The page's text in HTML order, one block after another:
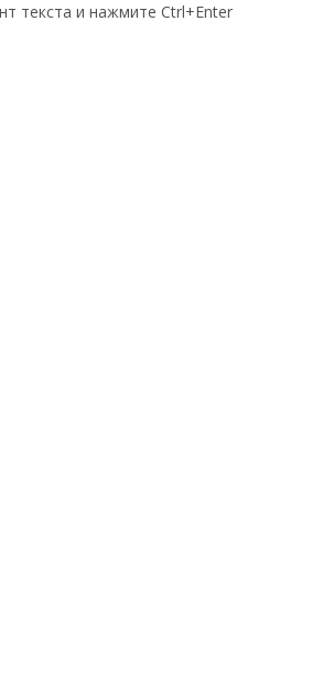
текста и нажмите Ctrl+Enter